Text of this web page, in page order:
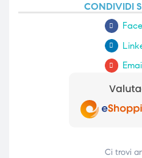
CONDIVIDI
Email
Ci trovi